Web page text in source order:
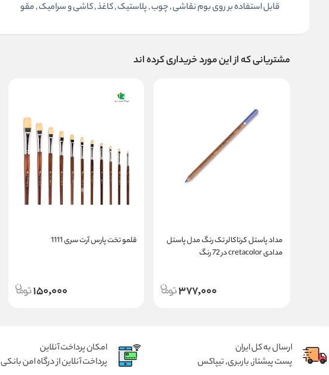
قابل استفاده بر روی بوم نقاشی , چوب , پلاستیک , کاغذ , کاشی و سرامیک , مقو
مشتریانی که از این مورد خریداری کرده اند
مداد پاستل کرتاکالر تک رنگ مدل پاستل
مدادی cretacolor در 72 رنگ
377,000
قلمو تخت پارس آرت سری 1111
150,000
ارسال به کل ایران
پست پیشتاز, باربری, تیپاکس
امکان پرداخت آنلاین
پرداخت آنلاین از درگاه امن بانکی